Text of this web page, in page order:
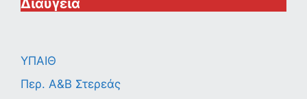
Διαύγεια
ΥΠΑΙΘ
Περ. A&B Στερεάς